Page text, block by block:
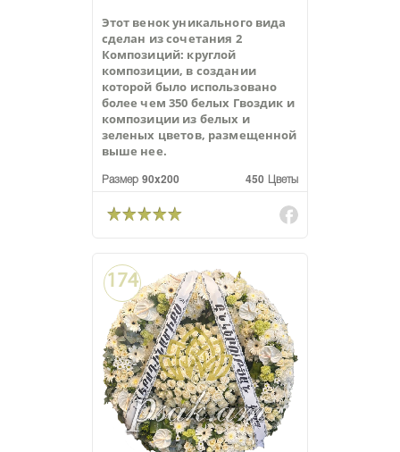
Этот венок уникального вида
сделан из сочетания 2
Композиций: круглой
композиции, в создании
которой было использовано
более чем 350 белых Гвоздик и
композиции из белых и
зеленых цветов, размещенной
выше нее.
Размер 90x200
450 Цветы
174